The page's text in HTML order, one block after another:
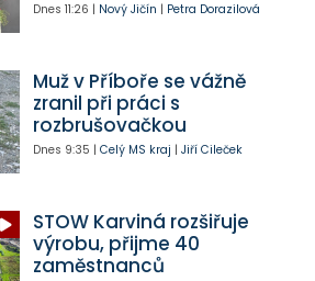
Dnes 11:26 | Nový Jičín | Petra Dorazilová
Muž v Příboře se vážně
zranil při práci s
rozbrušovačkou
Dnes 9:35 | Celý MS kraj | Jiří Cileček
STOW Karviná rozšiřuje
výrobu, přijme 40
zaměstnanců